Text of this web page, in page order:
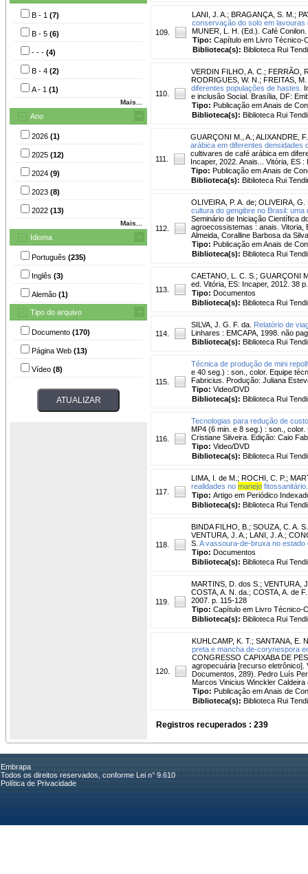
B - 1 (7)
B - 5 (6)
- - - (4)
B - 4 (2)
A - 1 (1)
Mais...
Ano
2026 (1)
2025 (12)
2024 (9)
2023 (8)
2022 (13)
Mais...
Idioma
Português (235)
Inglês (3)
Alemão (1)
Tipo do arquivo
Documento (170)
Página Web (13)
Vídeo (8)
109.
LANI, J. A. ; BRAGANÇA, S. M. ;
conservação do solo em lavouras
MUNER, L. H. (Ed.). Café
Tipo: Capítulo em Livro Técnico-
Biblioteca(s): Biblioteca Rui
110.
VERDIN FILHO, A. C. ; FERRÃO,
RODRIGUES, W. N. ; FREITAS, M.
diferentes populações de hastes.
e inclusão Social. Brasília, DF:
Tipo: Publicação em Anais de
Biblioteca(s): Biblioteca Rui
111.
GUARÇONI M., A. ; ALIXANDRE,
arábica em diferentes densidades
cultivares de café arábica em
Incaper, 2022. Anais... Vitória, ES :
Tipo: Publicação em Anais de
Biblioteca(s): Biblioteca Rui
112.
OLIVEIRA, P. A. de; OLIVEIRA, G.
cultura do gengibre no Brasil:
Seminário de Iniciação Científica
agroecossistemas : anais. Vitoria,
Almeida, Coralline Barbosa da
Tipo: Publicação em Anais de
Biblioteca(s): Biblioteca Rui
113.
CAETANO, L. C. S. ; GUARÇONI
ed. Vitória, ES: Incaper, 2012. 38
Tipo: Documentos
Biblioteca(s): Biblioteca Rui
114.
SILVA, J. G. F. da. Relatório de
Linhares : EMCAPA, 1998. não
Biblioteca(s): Biblioteca Rui
115.
Técnica de produção de mini
e 40 seg.) : son., color. Equipe
Fabricius. Produção: Juliana
Tipo: Video/DVD
Biblioteca(s): Biblioteca Rui
116.
Tecnologias para redução de
MP4 (6 min. e 8 seg.) : son.,
Cristiane Silveira. Edição: Caio
Tipo: Video/DVD
Biblioteca(s): Biblioteca Rui
117.
LIMA, I. de M. ; ROCHI, C. P. ;
realidades no manejo fitossanitário.
Tipo: Artigo em Periódico
Biblioteca(s): Biblioteca Rui
118.
BINDA FILHO, B. ; SOUZA, C. A. S.
VENTURA, J. A. ; LANI, J. A. ;
S. A vassoura-de-bruxa no estado
Tipo: Documentos
Biblioteca(s): Biblioteca Rui
119.
MARTINS, D. dos S. ; VENTURA,
COSTA, A. N. da.; COSTA, A. de
2007. p. 115-128
Tipo: Capítulo em Livro Técnico-
Biblioteca(s): Biblioteca Rui
120.
KUHLCAMP, K. T. ; SANTANA, E.
preta e mancha de-corynespora
CONGRESSO CAPIXABA DE
agropecuária [recurso eletrônico].
Documentos, 289). Pedro Luís
Marcos Vinicius Winckler
Tipo: Publicação em Anais de
Biblioteca(s): Biblioteca Rui
Registros recuperados : 239
Embrapa
Todos os direitos reservados, conforme Lei n° 9.610
Política de Privacidade